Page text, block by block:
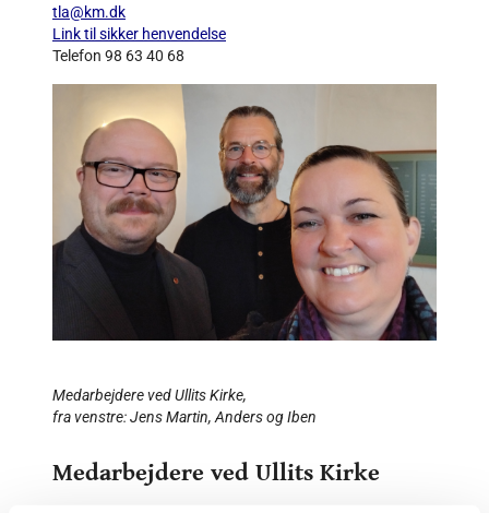
tla@km.dk
Link til sikker henvendelse
Telefon 98 63 40 68
Medarbejdere ved Ullits Kirke,
fra venstre: Jens Martin, Anders og Iben
Medarbejdere ved Ullits Kirke